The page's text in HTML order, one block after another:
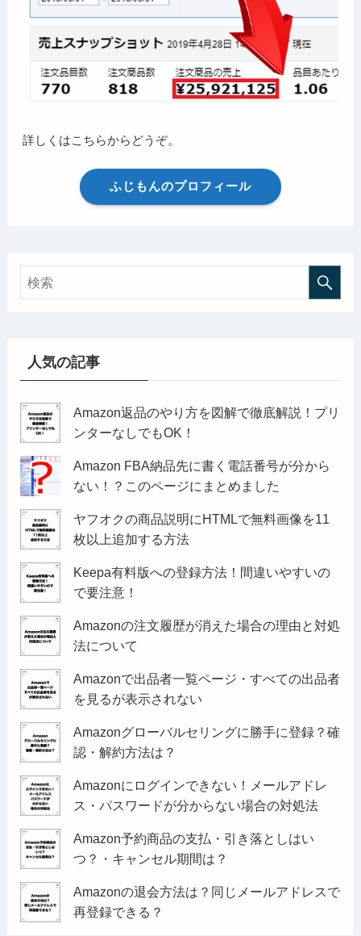
詳しくはこちらからどうぞ。
ふじもんのプロフィール
人気の記事
Amazon返品のやり方を図解で徹底解説！プリ
ンターなしでもOK！
Amazon FBA納品先に書く電話番号が分から
ない！？このページにまとめました
ヤフオクの商品説明にHTMLで無料画像を11
枚以上追加する方法
Keepa有料版への登録方法！間違いやすいの
で要注意！
Amazonの注文履歴が消えた場合の理由と対処
法について
Amazonで出品者一覧ページ・すべての出品者
を見るが表示されない
Amazonグローバルセリングに勝手に登録？確
認・解約方法は？
Amazonにログインできない！メールアドレ
ス・パスワードが分からない場合の対処法
Amazon予約商品の支払・引き落としはい
つ？・キャンセル期間は？
Amazonの退会方法は？同じメールアドレスで
再登録できる？